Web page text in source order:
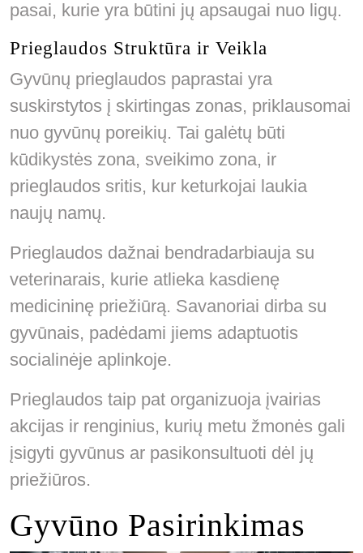
pasai, kurie yra būtini jų apsaugai nuo ligų.
Prieglaudos Struktūra ir Veikla
Gyvūnų prieglaudos paprastai yra
suskirstytos į skirtingas zonas, priklausomai
nuo gyvūnų poreikių. Tai galėtų būti
kūdikystės zona, sveikimo zona, ir
prieglaudos sritis, kur keturkojai laukia
naujų namų.
Prieglaudos dažnai bendradarbiauja su
veterinarais, kurie atlieka kasdienę
medicininę priežiūrą. Savanoriai dirba su
gyvūnais, padėdami jiems adaptuotis
socialinėje aplinkoje.
Prieglaudos taip pat organizuoja įvairias
akcijas ir renginius, kurių metu žmonės gali
įsigyti gyvūnus ar pasikonsultuoti dėl jų
priežiūros.
Gyvūno Pasirinkimas